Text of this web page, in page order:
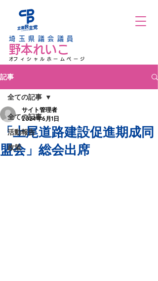
野本れいこ
​オフィシャルホームページ
埼玉県議会議員
記事
全ての記事
活動報告
政策
全ての記事
「上尾道路建設促進期成同
盟会」総会出席
サイト管理者
2024年6月1日